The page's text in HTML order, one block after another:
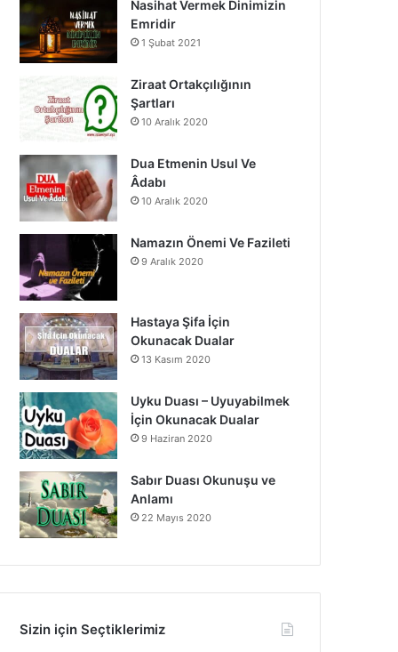
o
o
k
b
g
a
Nasihat Vermek Dinimizin
Emridir
1 Şubat 2021
Ziraat Ortakçılığının
Şartları
10 Aralık 2020
Dua Etmenin Usul Ve
Âdabı
10 Aralık 2020
Namazın Önemi Ve Fazileti
9 Aralık 2020
Hastaya Şifa İçin
Okunacak Dualar
13 Kasım 2020
Uyku Duası – Uyuyabilmek
İçin Okunacak Dualar
9 Haziran 2020
Sabır Duası Okunuşu ve
Anlamı
22 Mayıs 2020
Sizin için Seçtiklerimiz